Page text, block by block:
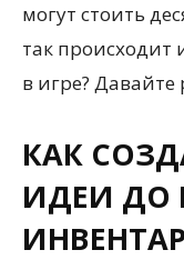
могут стоить
так происходит
в игре? Давайте
КАК
ИДЕИ ДО